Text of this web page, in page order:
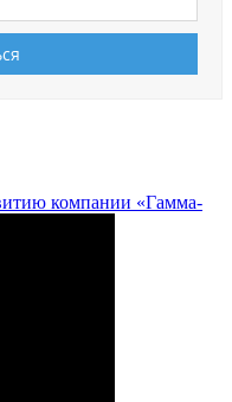
компании «Гамма-